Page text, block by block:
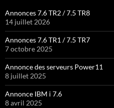
Annonces 7.6 TR2 / 7.5 TR8
14 juillet 2026
Annonces 7.6 TR1 / 7.5 TR7
7 octobre 2025
Annonce des serveurs Power11
8 juillet 2025
Annonce IBM i 7.6
8 avril 2025